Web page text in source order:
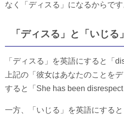
なく「ディスる」になるからです
「ディスる」と「いじ
「ディスる」を英語にすると「
上記の「彼女はあなたのことを
すると「She has been disrespect
一方、「いじる」を英語にすると